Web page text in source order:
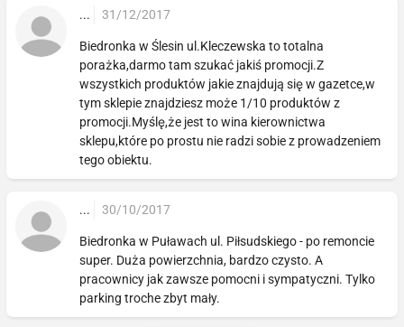
... 31/12/2017
Biedronka w Ślesin ul.Kleczewska to totalna
porażka,darmo tam szukać jakiś promocji.Z
wszystkich produktów jakie znajdują się w gazetce,w
tym sklepie znajdziesz może 1/10 produktów z
promocji.Myślę,że jest to wina kierownictwa
sklepu,które po prostu nie radzi sobie z prowadzeniem
tego obiektu.
... 30/10/2017
Biedronka w Puławach ul. Piłsudskiego - po remoncie
super. Duża powierzchnia, bardzo czysto. A
pracownicy jak zawsze pomocni i sympatyczni. Tylko
parking troche zbyt mały.